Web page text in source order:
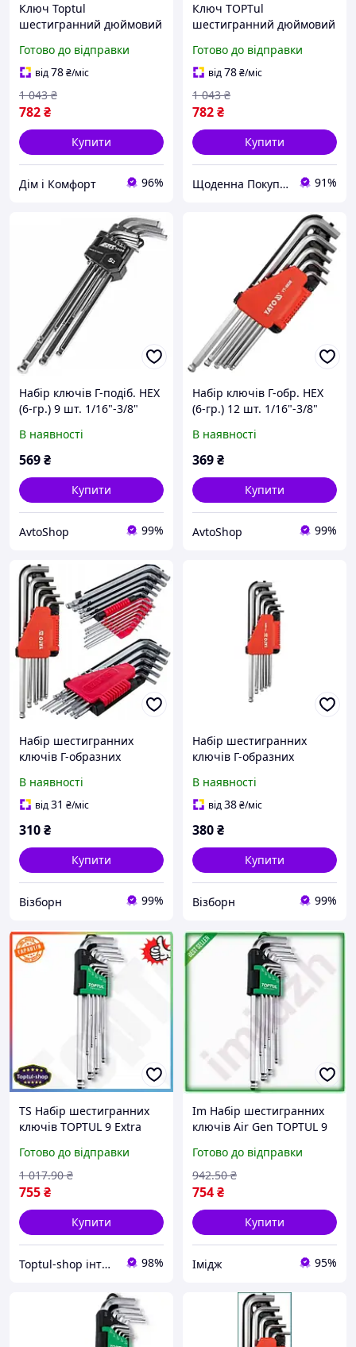
Ключ Toptul
шестигранний дюймовий
продажу!
Готово до відправки
від78₴/міс
782₴
1 043 ₴
Купити
Дім і Комфорт 96%
Ключ ТОРТul
шестигранний дюймовий
(GВАL0901) щоденна
4133978 покупка шоп.
Готово до відправки
від78₴/міс
782₴
1 043 ₴
Купити
Щоденна Покупка 91%
Набір ключів Г-подіб. HEX
(6-гр.) 9 шт. 1/16"-3/8"
3506
В наявності
569₴
Купити
AvtoShop 99%
Набір ключів Г-обр. HEX
(6-гр.) 12 шт. 1/16"-3/8"
YATO YT-5838
В наявності
369₴
Купити
AvtoShop 99%
Набір шестигранних
ключів Г-образних
1/16"-3/8" 12 шт YT-5837
В наявності
від31 ₴/міс
310₴
Купити
Візборн 99%
Набір шестигранних
ключів Г-образних
1/16"-3/8" 12 шт YT-5838
В наявності
від38₴/міс
380₴
Купити
Візборн 99%
TS Набір шестигранних
ключів TOPTUL 9 Extra
дюймові для механіків
SHT55_Q
Готово до відправки
755₴
1 017.90 ₴
Купити
Toptul-shop інтернет магазин 98%
Im Набір шестигранних
ключів Air Gen TOPTUL 9
подібні інструменти для
механіків т IMD22/G
Готово до відправки
754₴
942.50 ₴
Купити
Імідж 95%